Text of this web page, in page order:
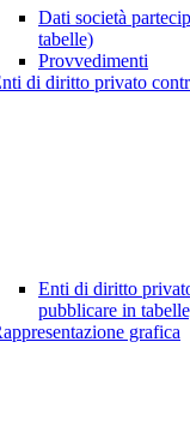
Dati società
tabelle)
Provvedimenti
di diritto privato
Enti di diritto
pubblicare in
grafica